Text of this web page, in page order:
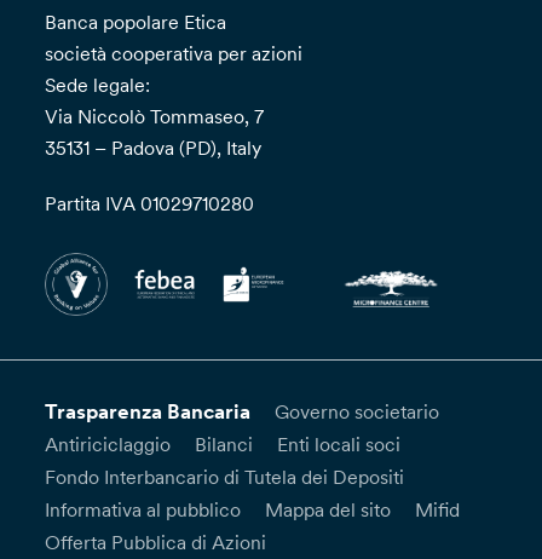
Banca popolare Etica
società cooperativa per azioni
Sede legale:
Via Niccolò Tommaseo, 7
35131 – Padova (PD), Italy
Partita IVA 01029710280
Trasparenza Bancaria
Governo societario
Antiriciclaggio
Bilanci
Enti locali soci
Fondo Interbancario di Tutela dei Depositi
Informativa al pubblico
Mappa del sito
Mifid
Offerta Pubblica di Azioni